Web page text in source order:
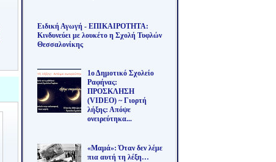
Ειδική Αγωγή - ΕΠΙΚΑΙΡΟΤΗΤΑ:
Κινδυνεύει με λουκέτο η Σχολή Τυφλών
Θεσσαλονίκης
1ο Δημοτικό Σχολείο
Ραφήνας:
ΠΡΟΣΚΛΗΣΗ
(VIDEO) ~ Γιορτή
λήξης: Απόψε
ονειρεύτηκα...
«Μαμά»: Όταν δεν λέμε
πια αυτή τη λέξη…